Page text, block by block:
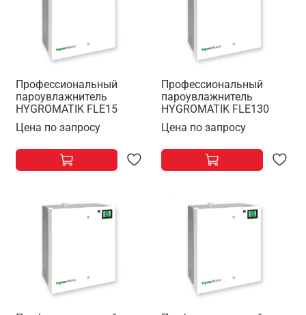
Профессиональный
пароувлажнитель
HYGROMATIK FLE15
Цена по запросу
Профессиональный
пароувлажнитель
HYGROMATIK FLE130
Цена по запросу